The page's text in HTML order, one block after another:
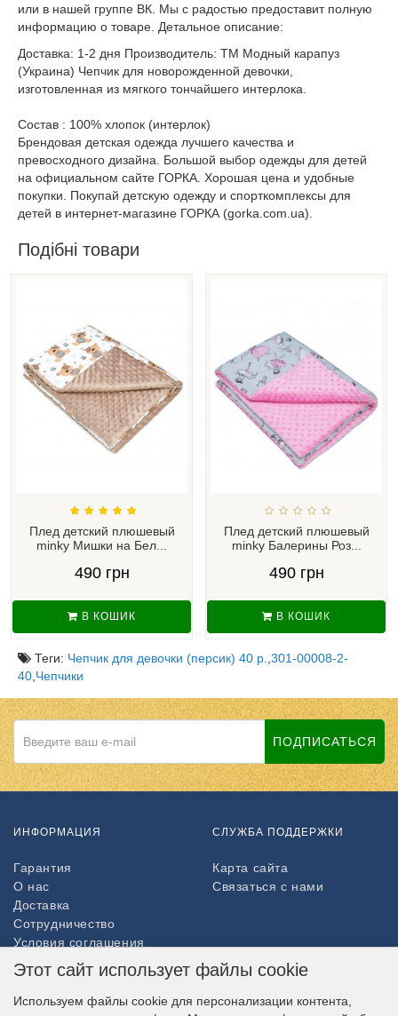
или в нашей группе ВК. Мы с радостью предоставит полную
информацию о товаре. Детальное описание:
Доставка: 1-2 дня Производитель: ТМ Модный карапуз
(Украина) Чепчик для новорожденной девочки,
изготовленная из мягкого тончайшего интерлока.
Состав : 100% хлопок (интерлок)
Брендовая детская одежда лучшего качества и
превосходного дизайна. Большой выбор одежды для детей
на официальном сайте ГОРКА. Хорошая цена и удобные
покупки. Покупай детскую одежду и спорткомплексы для
детей в интернет-магазине ГОРКА (gorka.com.ua).
Подібні товари
Плед детский плюшевый
minky Мишки на Бел...
490 грн
В КОШИК
Плед детский плюшевый
minky Балерины Роз...
490 грн
В КОШИК
Теги: Чепчик для девочки (персик) 40 р. 301-00008-2-
40 Чепчики
ПОДПИСАТЬСЯ
ИНФОРМАЦИЯ
Гарантия
О нас
Доставка
Сотрудничество
Условия соглашения
Возврат товара
СЛУЖБА ПОДДЕРЖКИ
Карта сайта
Связаться с нами
Этот сайт использует файлы cookie
Используем файлы cookie для персонализации контента,